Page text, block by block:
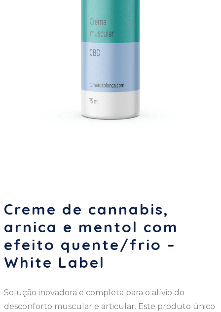
Creme de cannabis,
arnica e mentol com
efeito quente/frio –
White Label
Solução inovadora e completa para o alívio do
desconforto muscular e articular. Este produto único